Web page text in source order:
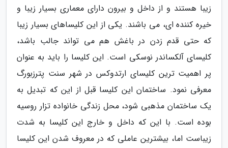
زیبا هستند و از داخل و بیرون دارای معماری بسیار زیبا و
خیره کننده ای، می باشند. یکی از این کلیساهای بسیار زیبا
که حتی قدم زدن در باغش هم می تواند جالب باشد،
کلیسای آلکساندر نوسکی است. این کلیسا را باید به عنوان
پر اهمیت ترین کلیسای ارتدوکس در شهر سنت پترزبورگ
معرفی نمود. ساختمان این کلیسا قبل از این که تبدیل به
یک ساختمان مذهبی شود، محل زندگی خانواده تزار روسیه
بوده است. با این که داخل و خارج این کلیسا به شدت
زیباست اما، بیشترین عاملی که در معروف شدن این کلیسا